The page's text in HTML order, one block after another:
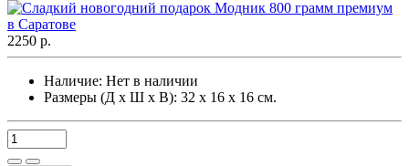
2250 р.
Наличие: Нет в наличии
Размеры (Д х Ш х В): 32 х 16 х 16 см.